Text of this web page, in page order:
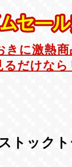
きに激熱
るだけな
トックト